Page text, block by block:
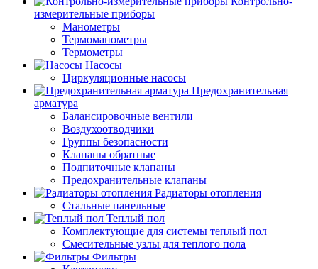
измерительные приборы
Манометры
Термоманометры
Термометры
Насосы
Циркуляционные насосы
Предохранительная
арматура
Балансировочные вентили
Воздухоотводчики
Группы безопасности
Клапаны обратные
Подпиточные клапаны
Предохранительные клапаны
Радиаторы отопления
Стальные панельные
Теплый пол
Комплектующие для системы теплый пол
Смесительные узлы для теплого пола
Фильтры